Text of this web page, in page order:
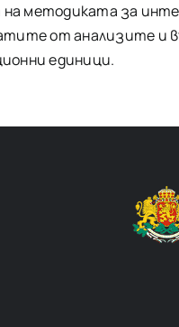
методиката за
от анализите и
единици.